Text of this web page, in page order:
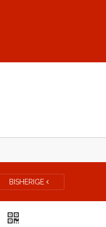
BISHERIGE